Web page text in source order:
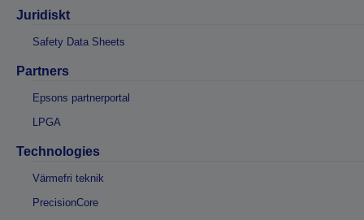
Juridiskt
Safety Data Sheets
Partners
Epsons partnerportal
LPGA
Technologies
Värmefri teknik
PrecisionCore